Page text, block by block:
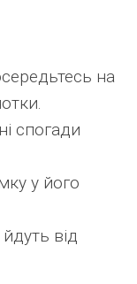
на
спогади
у його
від